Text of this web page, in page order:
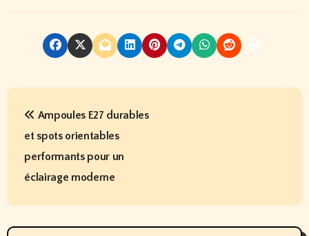
P
n
Ampoules E27 durables
et spots orientables
performants pour un
éclairage moderne